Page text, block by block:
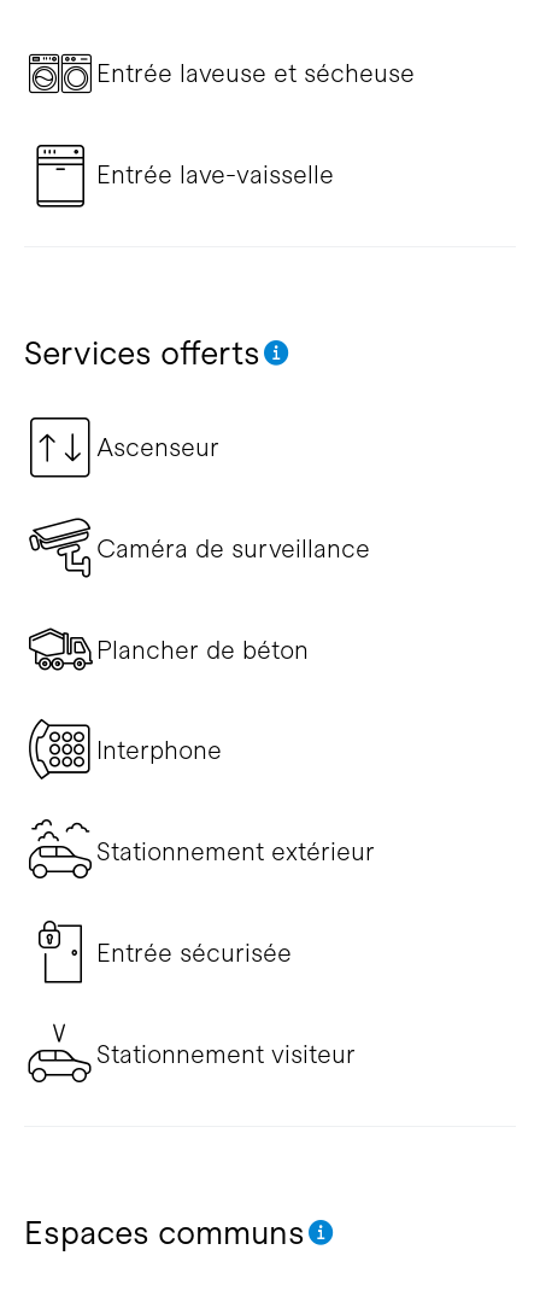
Entrée laveuse et sécheuse
Entrée lave-vaisselle
Services offerts
Ascenseur
Caméra de surveillance
Plancher de béton
Interphone
Stationnement extérieur
Entrée sécurisée
Stationnement visiteur
Espaces communs